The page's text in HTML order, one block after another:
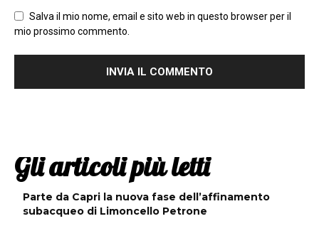
Salva il mio nome, email e sito web in questo browser per il
mio prossimo commento.
Gli articoli più letti
Parte da Capri la nuova fase dell’affinamento
subacqueo di Limoncello Petrone